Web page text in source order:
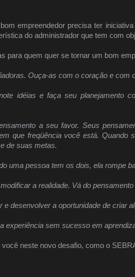
empreendedor precisa ter
do administrador que tem com
para quem quer se tornar um bom
Ouça-as com o coração e com
idéias e faça seu planejamento
a seu favor. Seus
que freqüência você está. Quando
de suas metas.
uma pessoa tem os dois, ela rompe
a realidade. Vá do
desenvolver a oportunidade de criar
experiência sem sucesso em
neste novo desafio, como o